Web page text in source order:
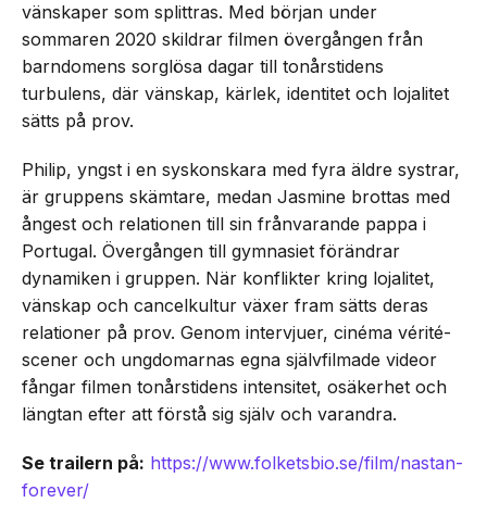
vänskaper som splittras. Med början under
sommaren 2020 skildrar filmen övergången från
barndomens sorglösa dagar till tonårstidens
turbulens, där vänskap, kärlek, identitet och lojalitet
sätts på prov.
Philip, yngst i en syskonskara med fyra äldre systrar,
är gruppens skämtare, medan Jasmine brottas med
ångest och relationen till sin frånvarande pappa i
Portugal. Övergången till gymnasiet förändrar
dynamiken i gruppen. När konflikter kring lojalitet,
vänskap och cancelkultur växer fram sätts deras
relationer på prov. Genom intervjuer, cinéma vérité-
scener och ungdomarnas egna självfilmade videor
fångar filmen tonårstidens intensitet, osäkerhet och
längtan efter att förstå sig själv och varandra.
Se trailern på: https://www.folketsbio.se/film/nastan-
forever/